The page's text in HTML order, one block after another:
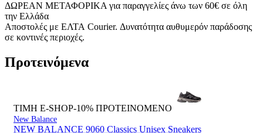
ΔΩΡΕΑΝ ΜΕΤΑΦΟΡΙΚΑ για παραγγελίες άνω των 60€ σε όλη
την Ελλάδα
Αποστολές με ΕΛΤΑ Courier. Δυνατότητα αυθυμερόν παράδοσης
σε κοντινές περιοχές.
Προτεινόμενα
ΤΙΜΗ E-SHOP-10% ΠΡΟΤΕΙΝΟΜΕΝΟ
New Balance
NEW BALANCE 9060 Classics Unisex Sneakers